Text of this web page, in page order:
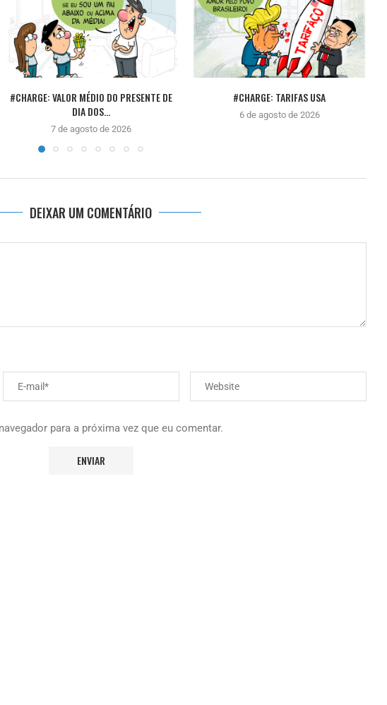
#CHARGE: VALOR MÉDIO DO PRESENTE DE
DIA DOS...
7 de agosto de 2026
#CHARGE: TARIFAS USA
6 de agosto de 2026
DEIXAR UM COMENTÁRIO
para a próxima vez que eu comentar.